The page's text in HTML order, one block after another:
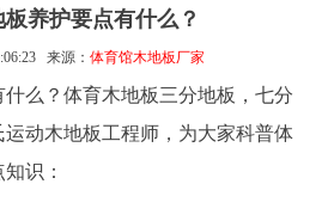
养护要点有什么？
来源： 体育馆木地板厂家
么？体育木地板三分地板，七分
动木地板工程师，为大家科普体
识：